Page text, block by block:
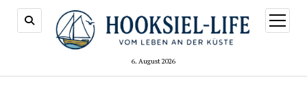
6. August 2026
Menü
öffnen